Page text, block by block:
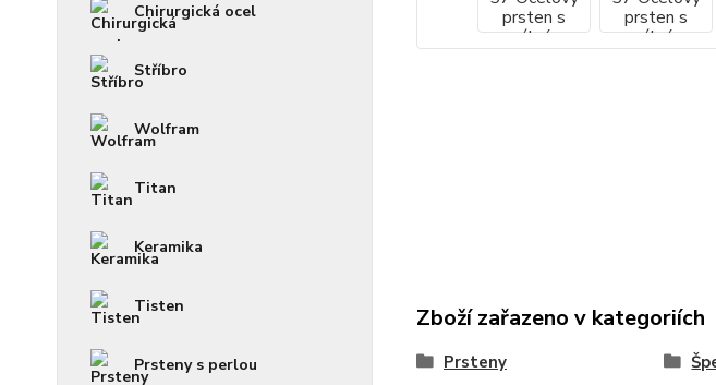
Chirurgická ocel
Stříbro
Wolfram
Titan
Keramika
Tisten
Prsteny s perlou
Zboží zařazeno v kategoriích
Prsteny